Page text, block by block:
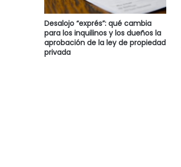
Desalojo “exprés”: qué cambia
para los inquilinos y los dueños la
aprobación de la ley de propiedad
privada